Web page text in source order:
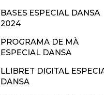
BASES ESPECIAL DANSA
2024
PROGRAMA DE MÀ
ESPECIAL DANSA
LLIBRET DIGITAL
DANSA